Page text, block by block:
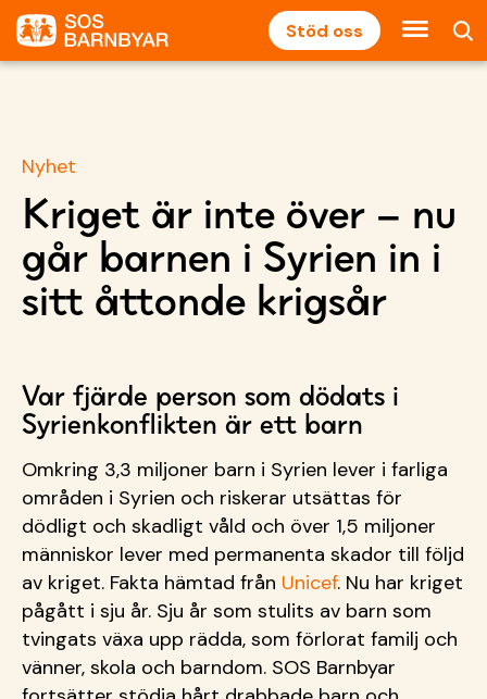
Stöd oss
Nyhet
Kriget är inte över – nu
går barnen i Syrien in i
sitt åttonde krigsår
Var fjärde person som dödats i
Syrienkonflikten är ett barn
Omkring 3,3 miljoner barn i Syrien lever i farliga
områden i Syrien och riskerar utsättas för
dödligt och skadligt våld och över 1,5 miljoner
människor lever med permanenta skador till följd
av kriget. Fakta hämtad från Unicef. Nu har kriget
pågått i sju år. Sju år som stulits av barn som
tvingats växa upp rädda, som förlorat familj och
vänner, skola och barndom. SOS Barnbyar